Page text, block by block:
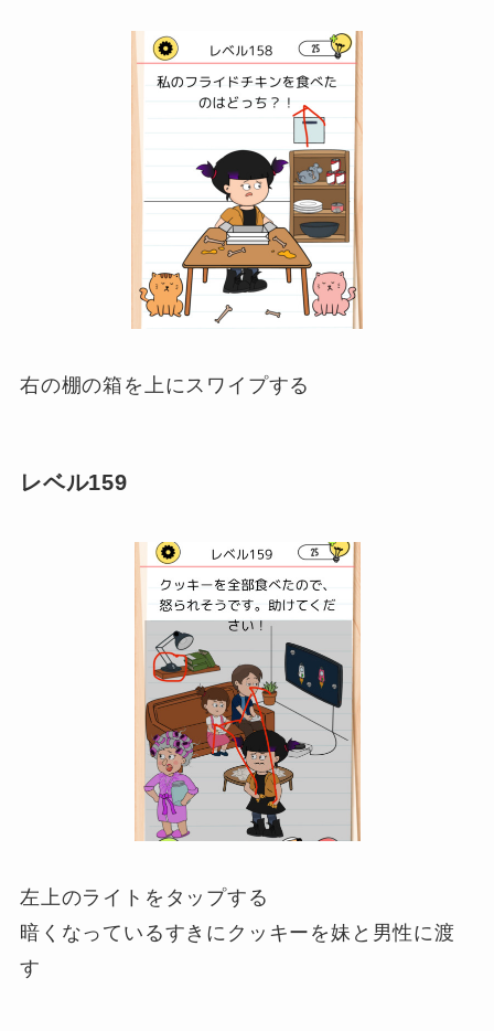
右の棚の箱を上にスワイプする
レベル159
左上のライトをタップする
暗くなっているすきにクッキーを妹と男性に渡
す